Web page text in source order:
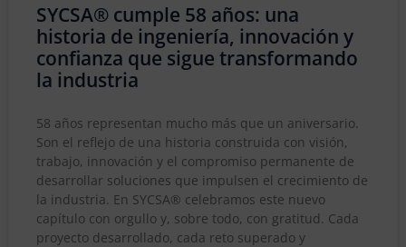
SYCSA® cumple 58 años: una
historia de ingeniería, innovación y
confianza que sigue transformando
la industria
58 años representan mucho más que un aniversario.
Son el reflejo de una historia construida con visión,
trabajo, innovación y el compromiso permanente de
desarrollar soluciones que impulsen el crecimiento de
la industria. En SYCSA® celebramos este nuevo
capítulo con orgullo y, sobre todo, con gratitud. Cada
proyecto desarrollado, cada reto superado y